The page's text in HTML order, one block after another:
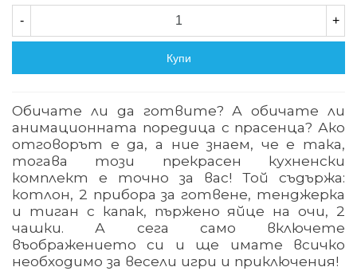
- +
Купи
Обичате ли да готвите? А обичате ли
анимационната поредица с прасенца? Ако
отговорът е да, а ние знаем, че е така,
тогава този прекрасен кухненски
комплект е точно за вас! Той съдържа:
котлон, 2 прибора за готвене, тенджерка
и тиган с капак, пържено яйце на очи, 2
чашки. А сега само включете
въображението си и ще имате всичко
необходимо за весели игри и приключения!